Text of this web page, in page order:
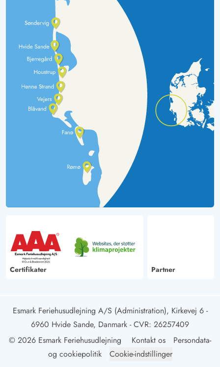
Certifikater Partner
Esmark Feriehusudlejning A/S (Administration), Kirkevej 6 -
6960 Hvide Sande, Danmark - CVR: 26257409
© 2026 Esmark Feriehusudlejning
Kontakt os
Persondata-
og cookiepolitik
Cookie-indstillinger